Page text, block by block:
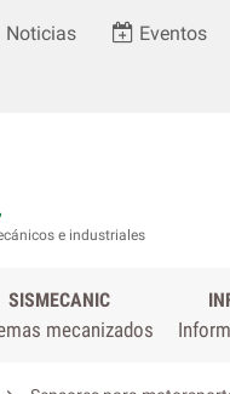
Noticias Eventos
e industriales
SISMECANIC
mecanizados